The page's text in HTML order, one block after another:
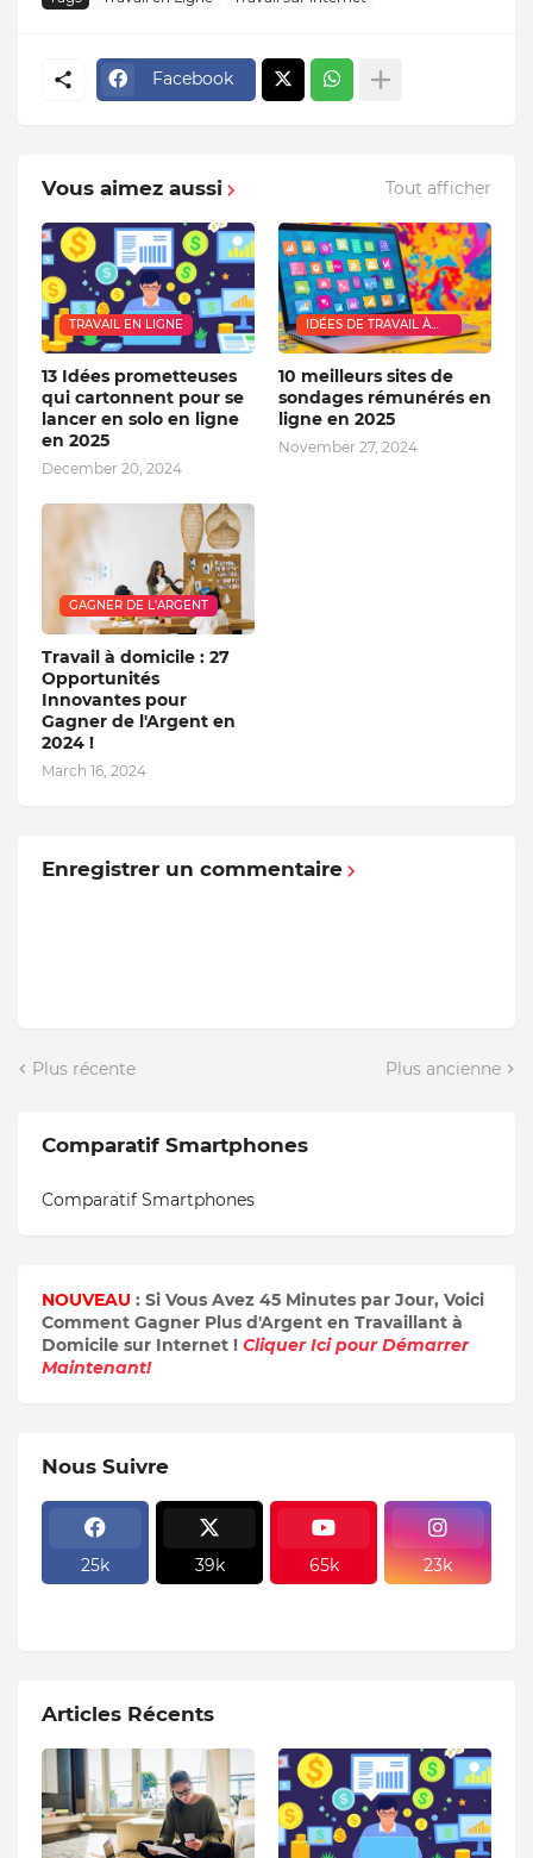
Facebook
Vous aimez aussi Tout afficher
TRAVAIL EN LIGNE
13 Idées prometteuses
qui cartonnent pour se
lancer en solo en ligne
en 2025
December 20, 2024
IDÉES DE TRAVAIL À
DOMICILE
10 meilleurs sites de
sondages rémunérés en
ligne en 2025
November 27, 2024
GAGNER DE L'ARGENT
Travail à domicile : 27
Opportunités
Innovantes pour
Gagner de l'Argent en
2024 !
March 16, 2024
Enregistrer un commentaire
Plus récente Plus ancienne
Comparatif Smartphones
Comparatif Smartphones
NOUVEAU : Si Vous Avez 45 Minutes par Jour, Voici
Comment Gagner Plus d'Argent en Travaillant à
Domicile sur Internet ! Cliquer Ici pour Démarrer
Maintenant!
Nous Suivre
25k 39k 65k 23k
Articles Récents